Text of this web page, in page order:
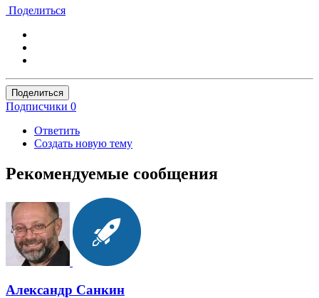
Поделиться
Поделиться
Подписчики 0
Ответить
Создать новую тему
Рекомендуемые сообщения
Александр Санкин